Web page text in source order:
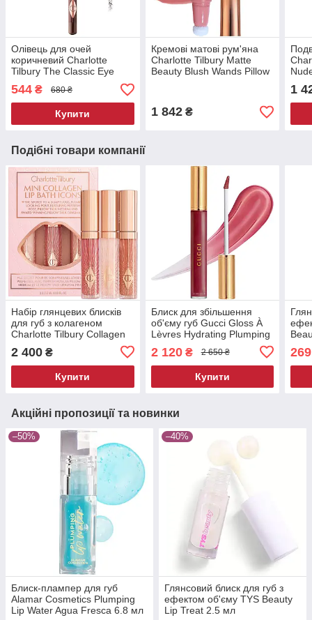
Олівець для очей
коричневий Charlotte
Tilbury The Classic Eye
Powder Pencil Classic
Brown без коробки 1.1 г
544 ₴ 680 ₴
Купити
Кремові матові рум'яна
Charlotte Tilbury Matte
Beauty Blush Wands Pillow
1 842₴
без
1
Подібні товари компанії
Набір глянцевих блисків
для губ з колагеном
Charlotte Tilbury Collagen
Lip Bath Icons Set 3 х 2.6
мл
2 400 ₴
Купити
Блиск для збільшення
об'єму губ Gucci Gloss À
Lèvres Hydrating Plumping
Ancora 6.5 мл
2 120₴ 2 650 ₴
Купити
269
Акційні пропозиції та новинки
–50%
Блиск-плампер для губ
Alamar Cosmetics Plumping
Lip Water Agua Fresca 6.8 мл
–40%
Глянсовий блиск для губ з
ефектом об'єму TYS Beauty
Lip Treat 2.5 мл